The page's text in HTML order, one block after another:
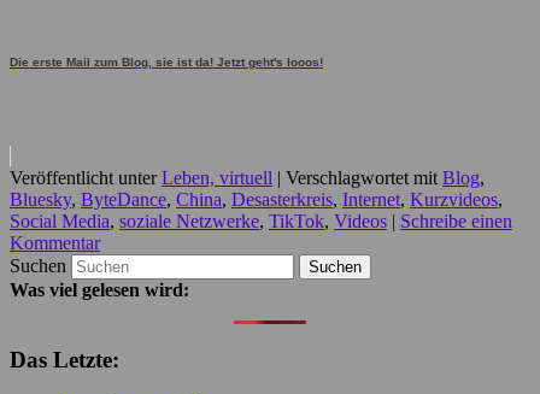
Die erste Mail zum Blog, sie ist da! Jetzt geht's looos!
Veröffentlicht unter Leben, virtuell | Verschlagwortet mit Blog,
Bluesky, ByteDance, China, Desasterkreis, Internet, Kurzvideos,
Social Media, soziale Netzwerke, TikTok, Videos | Schreibe einen
Kommentar
Suchen
Was viel gelesen wird:
Das Letzte: